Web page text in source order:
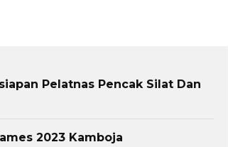
Pelatnas Pencak Silat Dan
2023 Kamboja